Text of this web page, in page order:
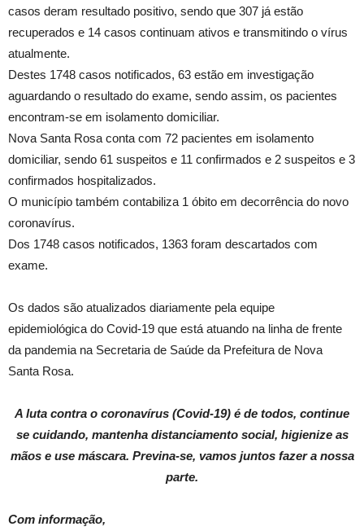
casos deram resultado positivo, sendo que 307 já estão
recuperados e 14 casos continuam ativos e transmitindo o vírus
atualmente.
Destes 1748 casos notificados, 63 estão em investigação
aguardando o resultado do exame, sendo assim, os pacientes
encontram-se em isolamento domiciliar.
Nova Santa Rosa conta com 72 pacientes em isolamento
domiciliar, sendo 61 suspeitos e 11 confirmados e 2 suspeitos e 3
confirmados hospitalizados.
O município também contabiliza 1 óbito em decorrência do novo
coronavírus.
Dos 1748 casos notificados, 1363 foram descartados com
exame.
Os dados são atualizados diariamente pela equipe
epidemiológica do Covid-19 que está atuando na linha de frente
da pandemia na Secretaria de Saúde da Prefeitura de Nova
Santa Rosa.
A luta contra o coronavírus (Covid-19) é de todos, continue
se cuidando, mantenha distanciamento social, higienize as
mãos e use máscara. Previna-se, vamos juntos fazer a nossa
parte.
Com informação,